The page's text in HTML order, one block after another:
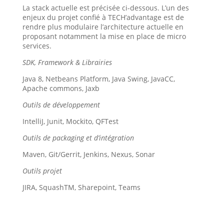
La stack actuelle est précisée ci-dessous. L’un des
enjeux du projet confié à TECH’advantage est de
rendre plus modulaire l’architecture actuelle en
proposant notamment la mise en place de micro
services.
SDK, Framework & Librairies
Java 8, Netbeans Platform, Java Swing, JavaCC,
Apache commons, Jaxb
Outils de développement
IntelliJ, Junit, Mockito, QFTest
Outils de packaging et d’intégration
Maven, Git/Gerrit, Jenkins, Nexus, Sonar
Outils projet
JIRA, SquashTM, Sharepoint, Teams